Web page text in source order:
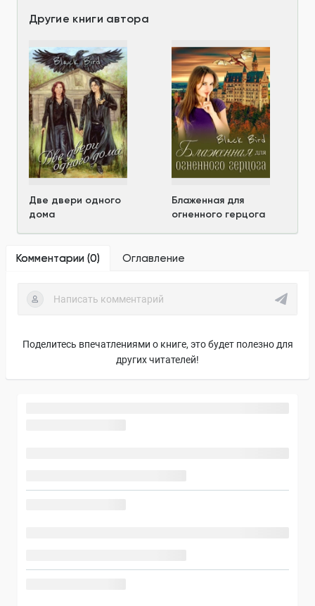
Другие книги автора
Две двери одного
дома
Блаженная для
огненного герцога
Комментарии (0) Оглавление
Поделитесь впечатлениями о книге, это будет полезно для
других читателей!